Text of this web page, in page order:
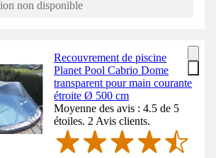
non disponible
Recouvrement de piscine
Planet Pool Cabrio Dome
transparent pour main courante
étroite Ø 500 cm
Moyenne des avis : 4.5 de 5
étoiles. 2 Avis clients.